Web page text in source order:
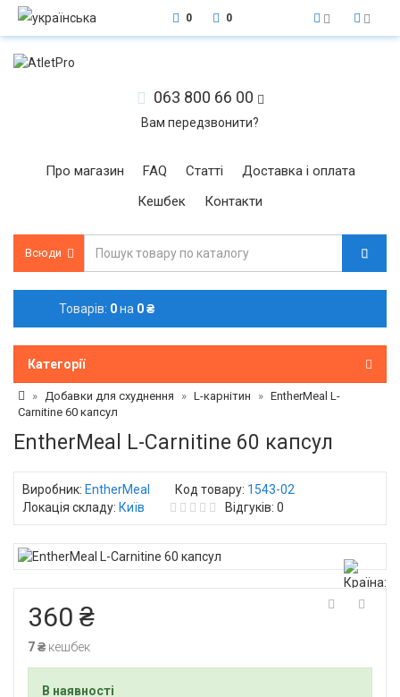
0 0
063 800 66 00
Вам передзвонити?
Про магазин FAQ Статті
Доставка і оплата
Кешбек
Контакти
Всюди
Товарів: 0на 0 ₴
Категорії
Добавки для схуднення L-карнітин
EntherMeal L-
Carnitine 60 капсул
EntherMeal L-Carnitine 60 капсул
Виробник: EntherMeal Код товару: 1543-02
Локація складу: Київ Відгуків: 0
360 ₴
7 ₴ кешбек
В наявності